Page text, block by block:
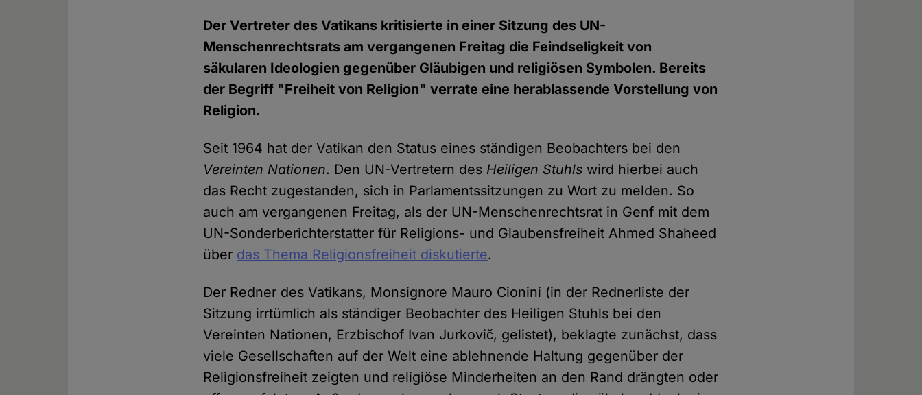
Der Vertreter des Vatikans kritisierte in einer Sitzung des UN-
Menschenrechtsrats am vergangenen Freitag die Feindseligkeit von
säkularen Ideologien gegenüber Gläubigen und religiösen Symbolen. Bereits
der Begriff "Freiheit von Religion" verrate eine herablassende Vorstellung von
Religion.
Seit 1964 hat der Vatikan den Status eines ständigen Beobachters bei den
Vereinten Nationen. Den UN-Vertretern des Heiligen Stuhls wird hierbei auch
das Recht zugestanden, sich in Parlamentssitzungen zu Wort zu melden. So
auch am vergangenen Freitag, als der UN-Menschenrechtsrat in Genf mit dem
UN-Sonderberichterstatter für Religions- und Glaubensfreiheit Ahmed Shaheed
über das Thema Religionsfreiheit diskutierte.
Der Redner des Vatikans, Monsignore Mauro Cionini (in der Rednerliste der
Sitzung irrtümlich als ständiger Beobachter des Heiligen Stuhls bei den
Vereinten Nationen, Erzbischof Ivan Jurkovič, gelistet), beklagte zunächst, dass
viele Gesellschaften auf der Welt eine ablehnende Haltung gegenüber der
Religionsfreiheit zeigten und religiöse Minderheiten an den Rand drängten oder